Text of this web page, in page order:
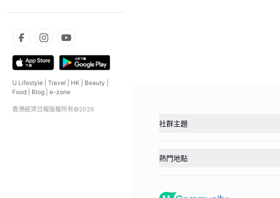
U Lifestyle Travel HK Beauty
Food
Blog e-zone
香港經濟日報版權所有©2026
社群主題
熱門地點